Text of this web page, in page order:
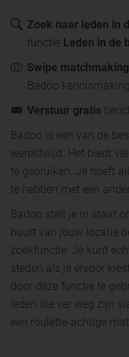
Zoek naar leden in
functie Leden in de
Swipe
Badoo
Verstuur gratis
Badoo is een van de
wereldwijd. Het biedt
te gebruiken. Je hoeft
te hebben met een
Badoo stelt je in staat
buurt van jouw locatie
zoekfunctie. Je kunt
steden als je ervoor
door deze functie te
leden die ver weg zijn
een roulette-achtige